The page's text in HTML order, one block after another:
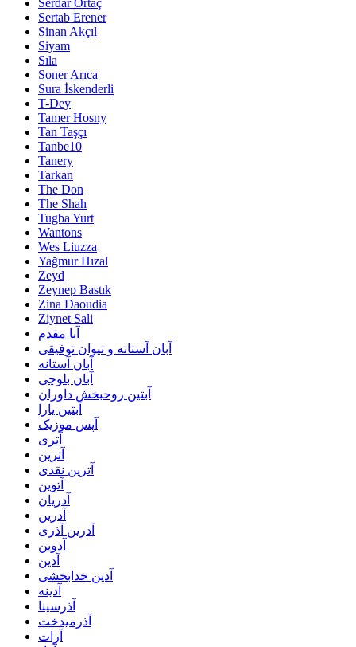
Sertab Erener
Sinan Akçıl
Siyam
Sıla
Soner Arıca
Sura İskenderli
T-Dey
Tamer Hosny
Tan Taşçı
Tanbe10
Tanery
Tarkan
The Don
The Shah
Tugba Yurt
Wantons
Wes Liuzza
Yağmur Hızal
Zeyd
Zeynep Bastık
Zina Daoudia
Ziynet Sali
آبا مقدم
آبان آستاته و تیوان توفیقی
آبان آستانه
آبان بلوچی
آبتین روحبخش داوران
آبتین یارا
آپس موزیک
آتری
آترین
آترین نقدی
آتوین
آدریان
آدرین
آدرین آذری
آدوین
آدین
آدین خدابخشی
آدینه
آذرسینا
آذرمیدخت
آرات